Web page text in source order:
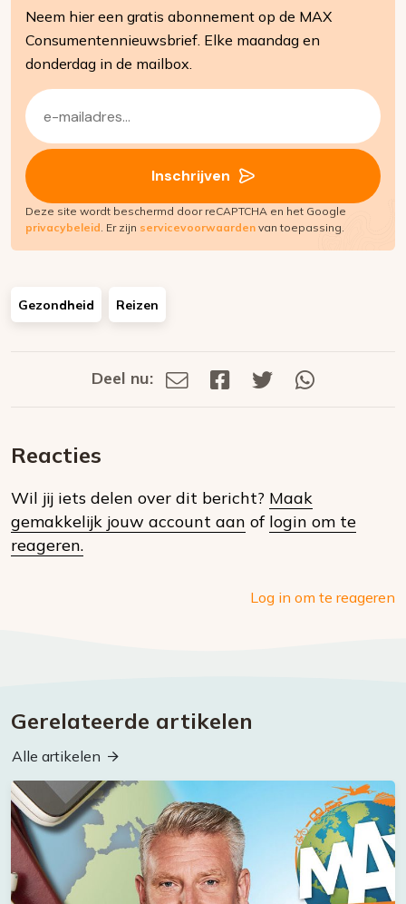
Neem hier een gratis abonnement op de MAX
Consumentennieuwsbrief. Elke maandag en
donderdag in de mailbox.
E-
mailadres
(Vereist)
Inschrijven
Deze site wordt beschermd door reCAPTCHA en het Google
privacybeleid. Er zijn servicevoorwaarden van toepassing.
Gezondheid Reizen
Deel
social
Deel nu:
Deel
Deel
Deel
Reacties
Wil jij iets delen over dit bericht? Maak
gemakkelijk jouw account aan of login om te
reageren.
Log in om te reageren
Gerelateerde artikelen
Alle artikelen